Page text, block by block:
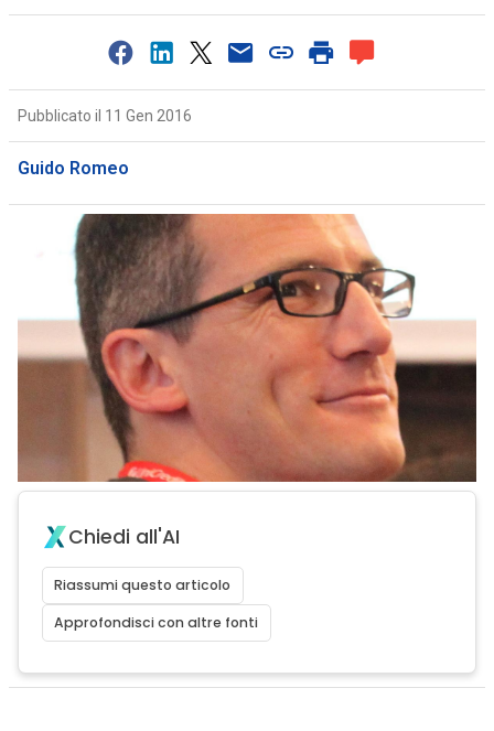
Pubblicato il 11 Gen 2016
Guido Romeo
Chiedi all'AI
Riassumi questo articolo
Approfondisci con altre fonti